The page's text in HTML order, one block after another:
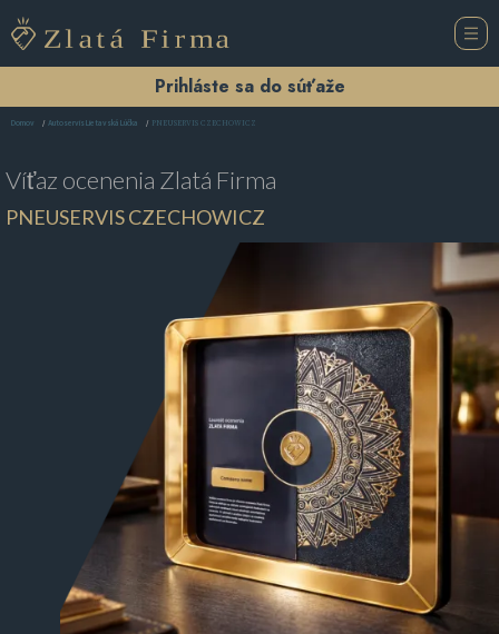
Prihláste sa do súťaže
Domov Autoservis Lietavská Lúčka PNEUSERVIS CZECHOWICZ
Víťaz ocenenia Zlatá Firma
PNEUSERVIS CZECHOWICZ